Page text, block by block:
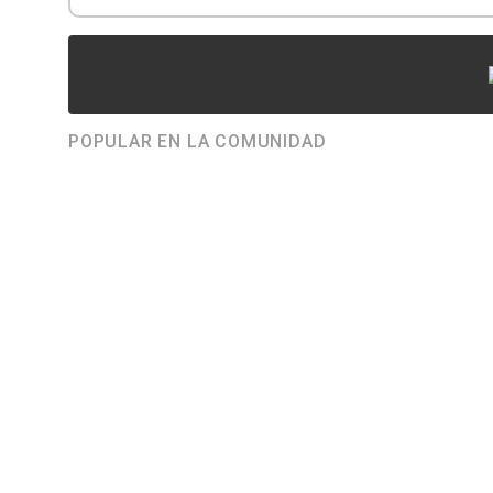
POPULAR EN LA COMUNIDAD